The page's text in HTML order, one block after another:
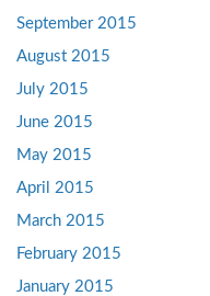
September 2015
August 2015
July 2015
June 2015
May 2015
April 2015
March 2015
February 2015
January 2015